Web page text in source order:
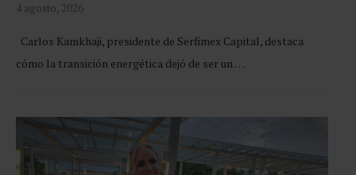
4 agosto, 2026
Carlos Kamkhaji, presidente de Serfimex Capital, destaca
cómo la transición energética dejó de ser un …